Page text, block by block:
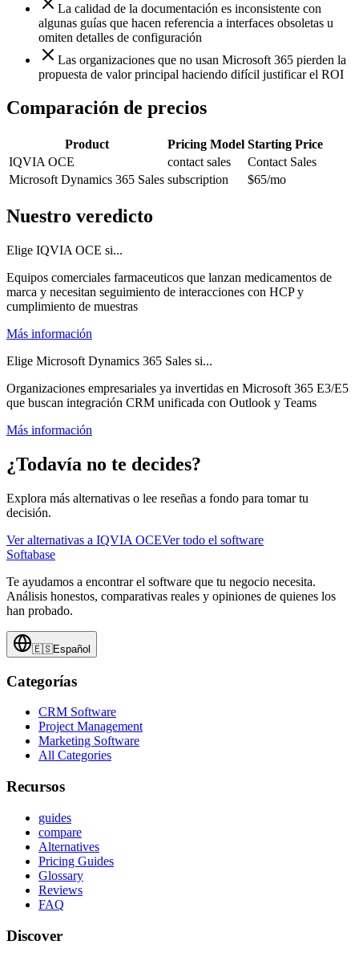
La calidad de la documentación es inconsistente con
algunas guías que hacen referencia a interfaces obsoletas u
omiten detalles de configuración
Las organizaciones que no usan Microsoft 365 pierden la
propuesta de valor principal haciendo difícil justificar el ROI
Comparación de precios
Product Pricing Model Starting Price
IQVIA OCE
contact sales
Contact Sales
Microsoft Dynamics 365 Sales subscription $65/mo
Nuestro veredicto
Elige IQVIA OCE si...
Equipos comerciales farmaceuticos que lanzan medicamentos de
marca y necesitan seguimiento de interacciones con HCP y
cumplimiento de muestras
Más información
Elige Microsoft Dynamics 365 Sales si...
Organizaciones empresariales ya invertidas en Microsoft 365 E3/E5
que buscan integración CRM unificada con Outlook y Teams
Más información
¿Todavía no te decides?
Explora más alternativas o lee reseñas a fondo para tomar tu
decisión.
Ver alternativas a IQVIA OCEVer todo el software
Softabase
Te ayudamos a encontrar el software que tu negocio necesita.
Análisis honestos, comparativas reales y opiniones de quienes los
han probado.
🇪🇸Español
Categorías
CRM Software
Project Management
Marketing Software
All Categories
Recursos
guides
compare
Alternatives
Pricing Guides
Glossary
Reviews
FAQ
Discover